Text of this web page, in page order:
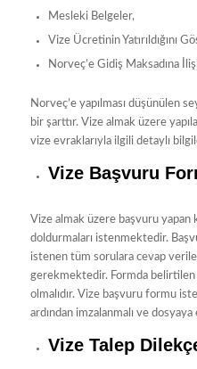
Mesleki Belgeler,
Vize Ücretinin Yatırıldığını
Norveç’e Gidiş Maksadına
Norveç’e yapılması düşünülen
bir şarttır. Vize almak üzere
vize evraklarıyla ilgili detaylı
Vize Başvuru
Vize almak üzere başvuru
doldurmaları istenmektedir.
istenen tüm sorulara cevap
gerekmektedir. Formda belirtilen
olmalıdır. Vize başvuru formu
ardından imzalanmalı ve
Vize Talep